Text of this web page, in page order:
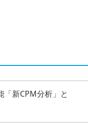
「新CPM分析」と